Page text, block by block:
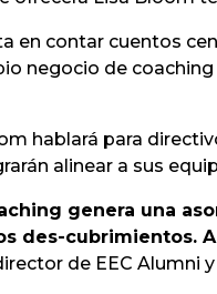
en contar cuentos
negocio de
hablará para
alinear a sus
genera una
des-cubrimientos.
de EEC Alumni